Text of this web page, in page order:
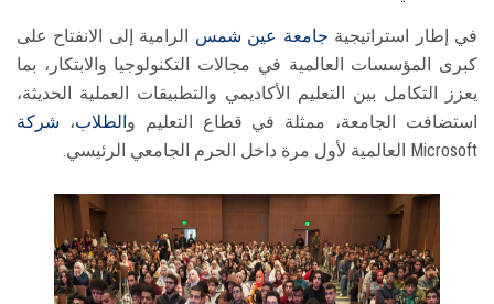
في إطار استراتيجية جامعة عين شمس الرامية إلى الانفتاح على
كبرى المؤسسات العالمية في مجالات التكنولوجيا والابتكار، بما
يعزز التكامل بين التعليم الأكاديمي والتطبيقات العملية الحديثة،
استضافت الجامعة، ممثلة في قطاع التعليم و الطلاب، شركة
Microsoft العالمية لأول مرة داخل الحرم الجامعي الرئيسي.